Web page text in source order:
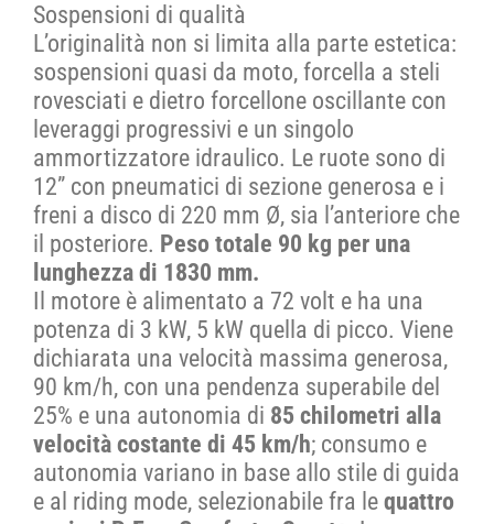
Sospensioni di qualità
L’originalità non si limita alla parte estetica:
sospensioni quasi da moto, forcella a steli
rovesciati e dietro forcellone oscillante con
leveraggi progressivi e un singolo
ammortizzatore idraulico. Le ruote sono di
12” con pneumatici di sezione generosa e i
freni a disco di 220 mm Ø, sia l’anteriore che
il posteriore. Peso totale 90 kg per una
lunghezza di 1830 mm.
Il motore è alimentato a 72 volt e ha una
potenza di 3 kW, 5 kW quella di picco. Viene
dichiarata una velocità massima generosa,
90 km/h, con una pendenza superabile del
25% e una autonomia di 85 chilometri alla
velocità costante di 45 km/h; consumo e
autonomia variano in base allo stile di guida
e al riding mode, selezionabile fra le quattro